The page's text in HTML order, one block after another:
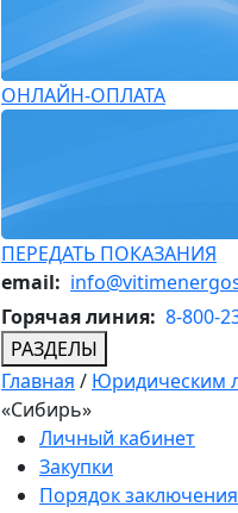
ОНЛАЙН-ОПЛАТА
ПЕРЕДАТЬ ПОКАЗАНИЯ
email:
Горячая линия: 8-800-
РАЗДЕЛЫ
Главная / Юридическим
«Сибирь»
Личный кабинет
Закупки
Порядок